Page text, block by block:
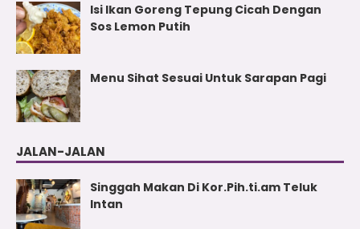
Isi Ikan Goreng Tepung Cicah Dengan
Sos Lemon Putih
Menu Sihat Sesuai Untuk Sarapan Pagi
JALAN-JALAN
Singgah Makan Di Kor.Pih.ti.am Teluk
Intan